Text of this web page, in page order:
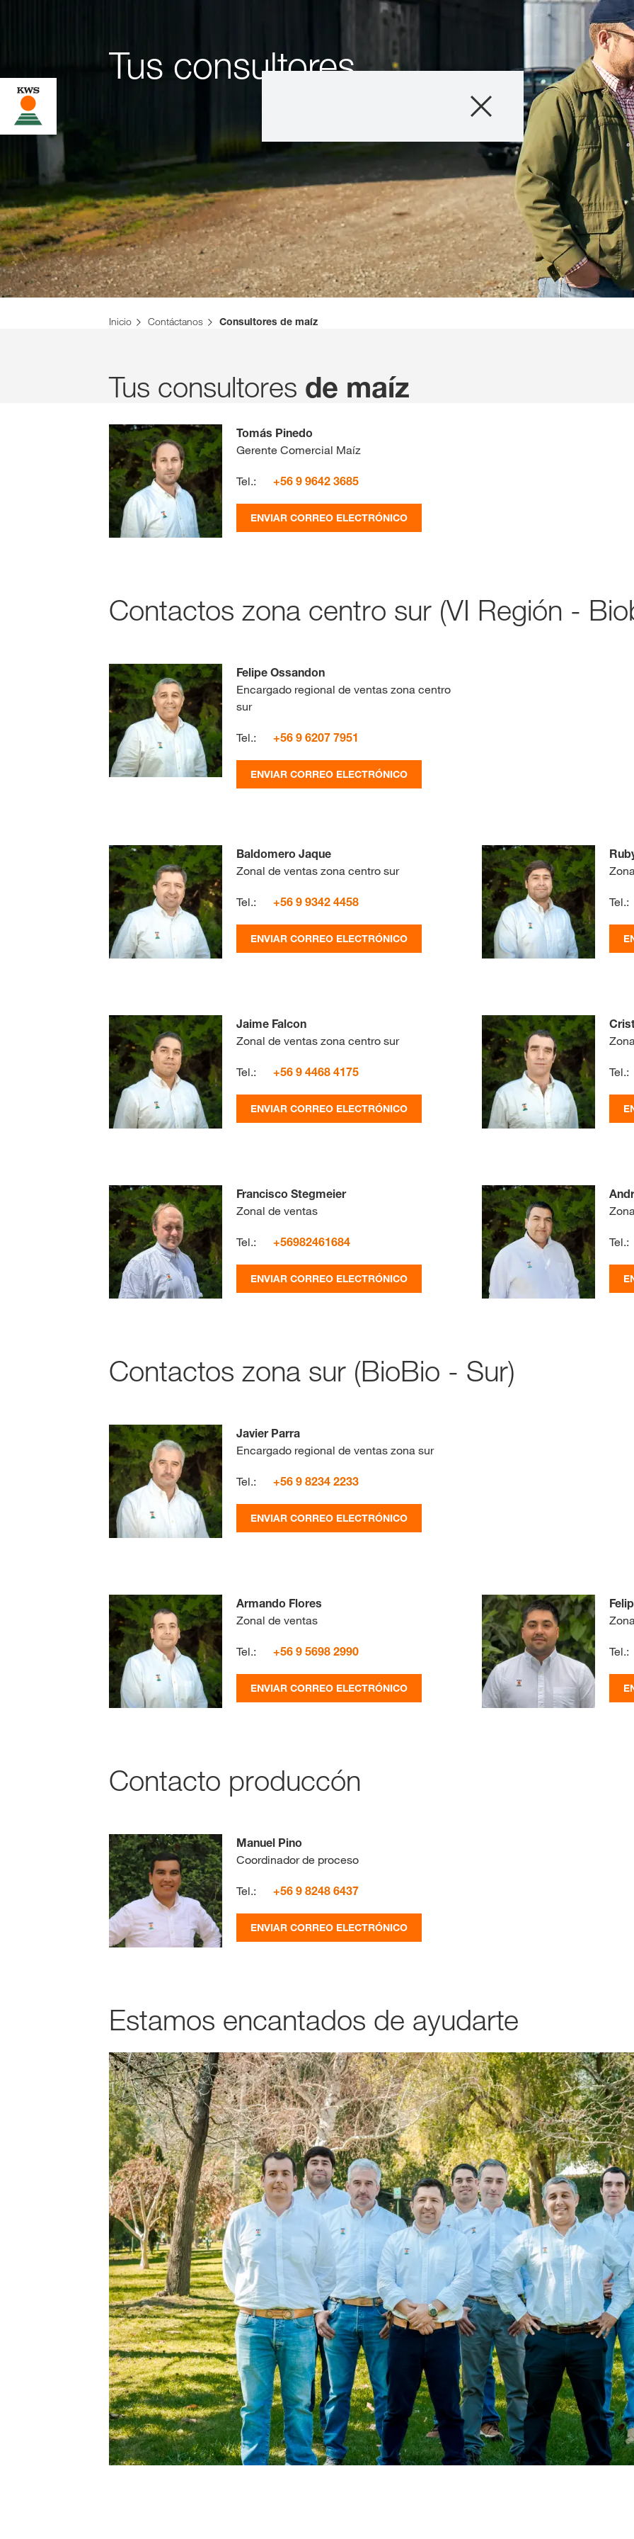
Producto
Asesoramiento
Testimonios y
Servicios
Acerca de
Inicio Contáctanos Consultores de maíz
Tus consultores
Tus consultores de maíz
Tomás Pinedo
Gerente Comercial Maíz
Tel.: +56 9 9642 3685
ENVIAR CORREO ELECTRÓNICO
Contactos zona centro sur (VI Región -
Felipe Ossandon
Encargado regional de ventas zona centro
sur
Tel.: +56 9 6207 7951
ENVIAR CORREO ELECTRÓNICO
Baldomero Jaque
Zonal de ventas zona centro sur
Tel.: +56 9 9342 4458
ENVIAR CORREO ELECTRÓNICO
Tel.:
Jaime Falcon
Zonal de ventas zona centro sur
Tel.: +56 9 4468 4175
ENVIAR CORREO ELECTRÓNICO
Tel.:
Francisco Stegmeier
Zonal de ventas
Tel.: +56982461684
ENVIAR CORREO ELECTRÓNICO
Tel.:
Contactos zona sur (BioBio - Sur)
Javier Parra
Encargado regional de ventas zona sur
Tel.: +56 9 8234 2233
ENVIAR CORREO ELECTRÓNICO
Armando Flores
Zonal de ventas
Tel.: +56 9 5698 2990
ENVIAR CORREO ELECTRÓNICO
Tel.:
Contacto produccón
Manuel Pino
Coordinador de proceso
Tel.: +56 9 8248 6437
ENVIAR CORREO ELECTRÓNICO
Estamos encantados de ayudarte